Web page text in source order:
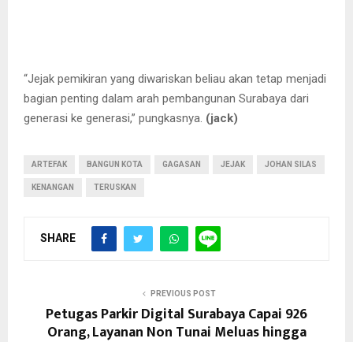
“Jejak pemikiran yang diwariskan beliau akan tetap menjadi
bagian penting dalam arah pembangunan Surabaya dari
generasi ke generasi,” pungkasnya. (jack)
ARTEFAK BANGUN KOTA GAGASAN JEJAK JOHAN SILAS
KENANGAN TERUSKAN
SHARE
PREVIOUS POST
Petugas Parkir Digital Surabaya Capai 926
Orang, Layanan Non Tunai Meluas hingga